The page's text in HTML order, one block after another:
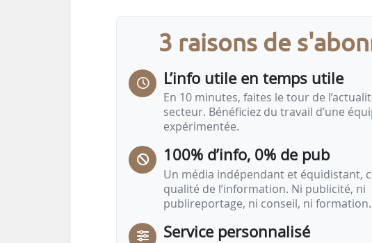
3 raisons de
L’info utile en temps utile
En 10 minutes, faites le tour de
secteur. Bénéficiez du travail d’une
expérimentée.
100% d’info, 0% de pub
Un média indépendant et équidistant,
qualité de l’information. Ni publicité, ni
publireportage, ni conseil, ni formation.
Service personnalisé